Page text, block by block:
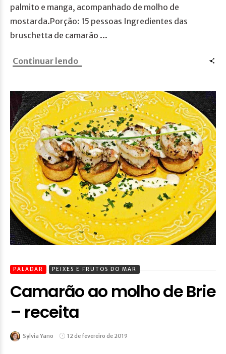
palmito e manga, acompanhado de molho de
mostarda.Porção: 15 pessoas Ingredientes das
bruschetta de camarão ...
Continuar lendo
PALADAR PEIXES E FRUTOS DO MAR
Camarão ao molho de Brie
– receita
Sylvia Yano 12 de fevereiro de 2019